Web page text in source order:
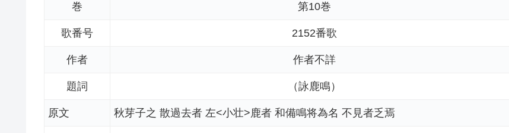
巻 第10巻
歌番号 2152番歌
作者 作者不詳
題詞 （詠鹿鳴）
原文 秋芽子之 散過去者 左<小壮>鹿者 和備鳴将為名 不見者乏焉